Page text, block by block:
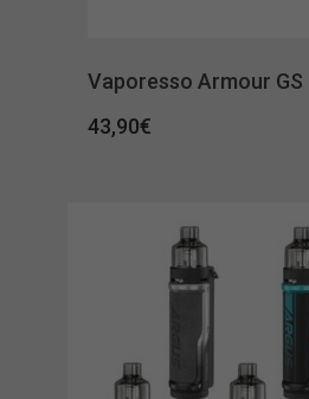
Vaporesso Armour GS
43,90€